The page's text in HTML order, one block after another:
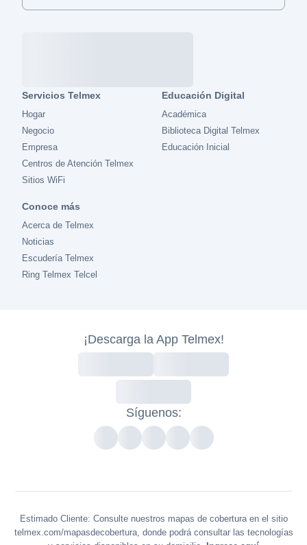
Servicios Telmex
Hogar
Negocio
Empresa
Centros de Atención Telmex
Sitios WiFi
Educación Digital
Académica
Biblioteca Digital Telmex
Educación Inicial
Conoce más
Acerca de Telmex
Noticias
Escudería Telmex
Ring Telmex Telcel
¡Descarga la App Telmex!
Síguenos:
Estimado Cliente: Consulte nuestros mapas de cobertura en el sitio
telmex.com/mapasdecobertura, donde podrá consultar las tecnologías